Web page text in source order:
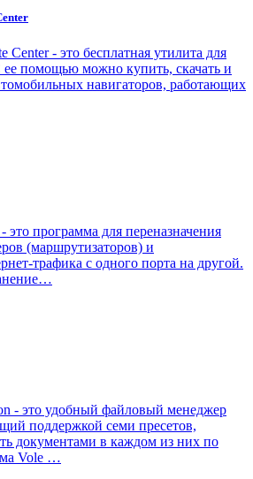
Center - это бесплатная утилита для
помощью можно купить, скачать и
навигаторов, работающих
это программа для переназначения
(маршрутизаторов) и
трафика с одного порта на другой.
- это удобный файловый менеджер
поддержкой семи пресетов,
документами в каждом из них по
Vole …